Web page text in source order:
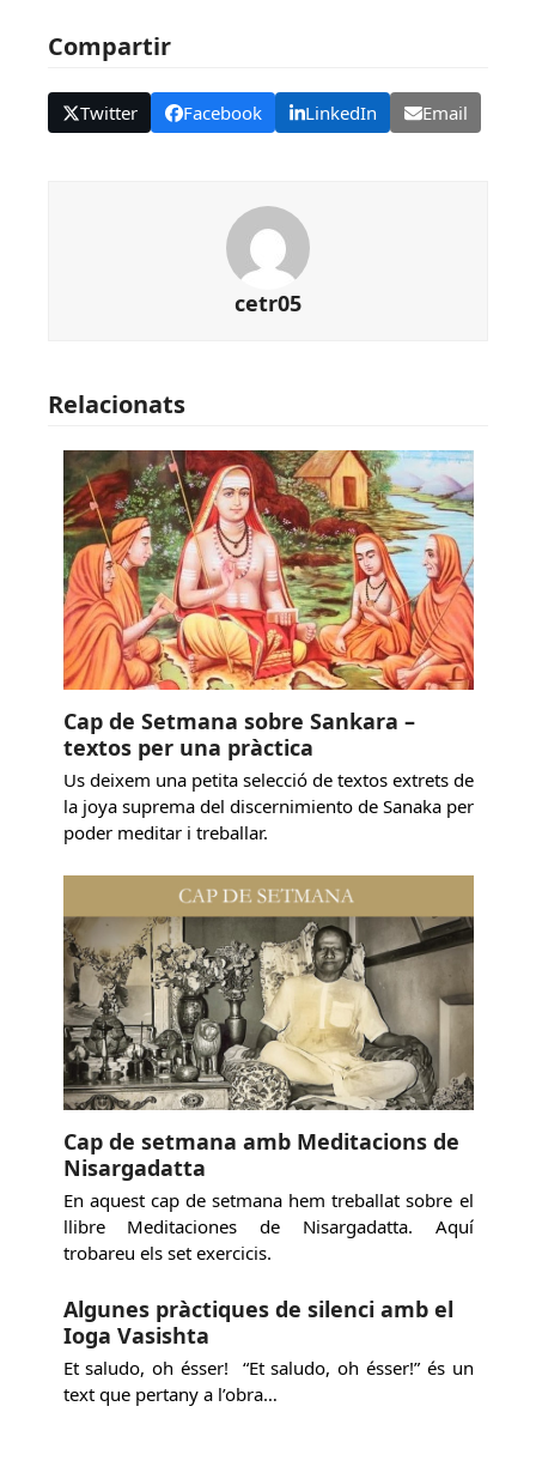
Compartir
Twitter Facebook LinkedIn Email
cetr05
Relacionats
Cap de Setmana sobre Sankara –
textos per una pràctica
Us deixem una petita selecció de textos extrets de
la joya suprema del discernimiento de Sanaka per
poder meditar i treballar.
Cap de setmana amb Meditacions de
Nisargadatta
En aquest cap de setmana hem treballat sobre el
llibre Meditaciones de Nisargadatta. Aquí
trobareu els set exercicis.
Algunes pràctiques de silenci amb el
Ioga Vasishta
Et saludo, oh ésser! “Et saludo, oh ésser!” és un
text que pertany a l’obra…